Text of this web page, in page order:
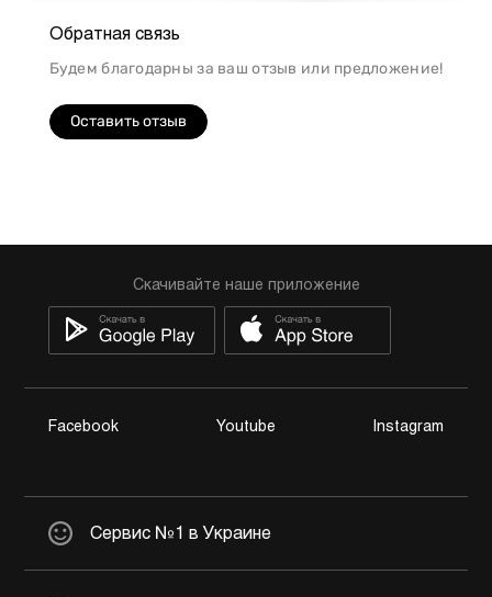
Обратная связь
Будем благодарны за ваш отзыв или предложение!
Оставить отзыв
Скачивайте наше приложение
Facebook Youtube Instagram
Сервис №1 в Украине